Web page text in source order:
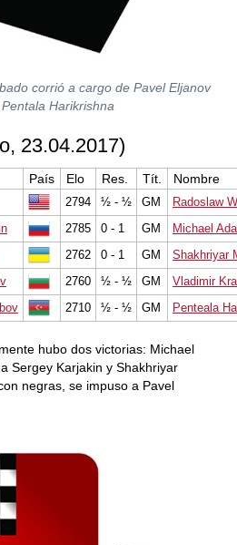
corrió a cargo de Pavel Eljanov
Harikrishna
23.04.2017)
País Elo Res. Tít. Nombre
2794 ½ - ½ GM
Radoslaw
2785 0 - 1 GM
Michael
2762 0 - 1 GM
Shakhriyar
2760 ½ - ½ GM
Vladimir
2710 ½ - ½ GM Penteala
hubo dos victorias: Michael
Sergey Karjakin y Shakhriyar
negras, se impuso a Pavel